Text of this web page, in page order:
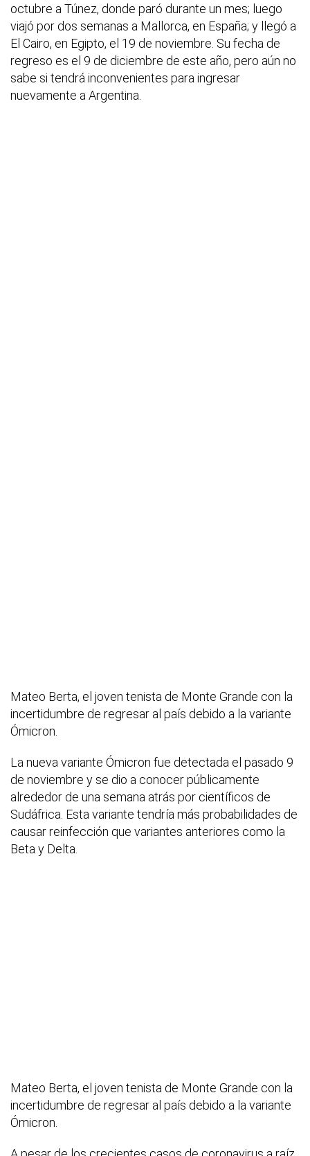
octubre a Túnez, donde paró durante un mes; luego
viajó por dos semanas a Mallorca, en España; y llegó a
El Cairo, en Egipto, el 19 de noviembre. Su fecha de
regreso es el 9 de diciembre de este año, pero aún no
sabe si tendrá inconvenientes para ingresar
nuevamente a Argentina.
Mateo Berta, el joven tenista de Monte Grande con la
incertidumbre de regresar al país debido a la variante
Ómicron.
La nueva variante Ómicron fue detectada el pasado 9
de noviembre y se dio a conocer públicamente
alrededor de una semana atrás por científicos de
Sudáfrica. Esta variante tendría más probabilidades de
causar reinfección que variantes anteriores como la
Beta y Delta.
Mateo Berta, el joven tenista de Monte Grande con la
incertidumbre de regresar al país debido a la variante
Ómicron.